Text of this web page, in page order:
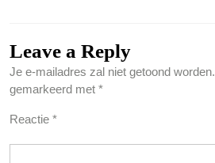
Leave a Reply
Je e-mailadres zal niet getoond worden.
gemarkeerd met *
Reactie *